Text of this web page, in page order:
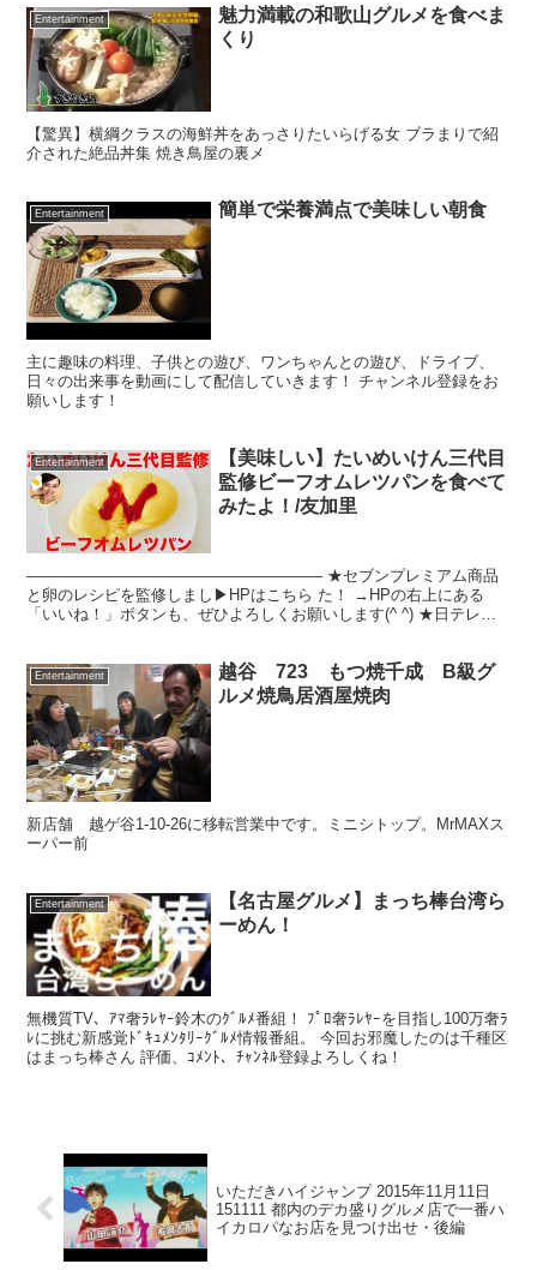
Entertainment
魅力満載の和歌山グルメを食べま
くり
【驚異】横綱クラスの海鮮丼をあっさりたいらげる女 ブラまりで紹
介された絶品丼集 焼き鳥屋の裏メ
Entertainment 簡単で栄養満点で美味しい朝食
主に趣味の料理、子供との遊び、ワンちゃんとの遊び、ドライブ、
日々の出来事を動画にして配信していきます！ チャンネル登録をお
願いします！
Entertainment
【美味しい】たいめいけん三代目
監修ビーフオムレツパンを食べて
みたよ！/友加里
——————————————————— ★セブンプレミアム商品
と卵のレシピを監修しまし▶︎HPはこちら た！ →HPの右上にある
「いいね！」ボタンも、ぜひよろしくお願いします(^ ^) ★日テレ
Entertainment
越谷 723 もつ焼千成 B級グ
ルメ焼鳥居酒屋焼肉
新店舗 越ゲ谷1-10-26に移転営業中です。ミニシトップ。MrMAXス
ーパー前
Entertainment
【名古屋グルメ】まっち棒台湾ら
ーめん！
無機質TV、ｱﾏ奢ﾗﾚﾔｰ鈴木のｸﾞﾙﾒ番組！ ﾌﾟﾛ奢ﾗﾚﾔｰを目指し100万奢ﾗ
ﾚに挑む新感覚ﾄﾞｷｭﾒﾝﾀﾘｰｸﾞﾙﾒ情報番組。 今回お邪魔したのは千種区
はまっち棒さん 評価、ｺﾒﾝﾄ、ﾁｬﾝﾈﾙ登録よろしくね！
いただきハイジャンプ 2015年11月11日
151111 都内のデカ盛りグルメ店で一番ハ
イカロパなお店を見つけ出せ・後編